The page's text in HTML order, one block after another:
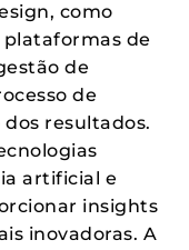
como
de
de
de
resultados.
artificial e
insights
inovadoras. A